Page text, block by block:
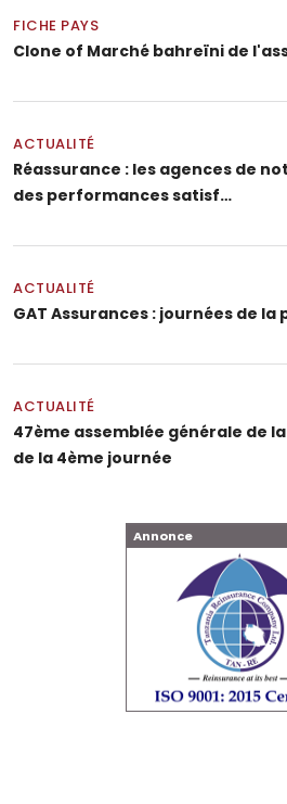
FICHE PAYS
Clone of Marché bahreïni de
ACTUALITÉ
Réassurance : les agences de
des performances satisf…
ACTUALITÉ
GAT Assurances : journées de
ACTUALITÉ
47ème assemblée générale de
de la 4ème journée
Annonce